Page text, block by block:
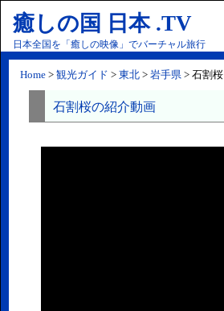
癒しの国 日本 .TV
日本全国を「癒しの映像」でバーチャル旅行
Home > 観光ガイド > 東北 > 岩手県 > 石割桜
石割桜の紹介動画